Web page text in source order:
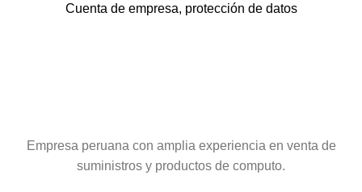
Cuenta de empresa, protección de datos
Empresa peruana con amplia experiencia en venta de
suministros y productos de computo.